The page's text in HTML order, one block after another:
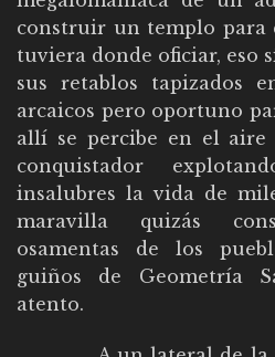
construir un templo para
tuviera donde oficiar, eso
sus retablos tapizados
arcaicos pero oportuno
allí se percibe en el aire
conquistador
insalubres la vida de
maravilla quizás
osamentas de los
guiños de Geometría
atento.